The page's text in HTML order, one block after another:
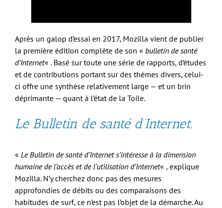
Après un galop d’essai en 2017, Mozilla vient de publier
la première édition complète de son « bulletin de santé
d’Internet« . Basé sur toute une série de rapports, d’études
et de contributions portant sur des thèmes divers, celui-
ci offre une synthèse relativement large — et un brin
déprimante — quant à l’état de la Toile.
Le Bulletin de santé d’Internet.
« Le Bulletin de santé d’Internet s’intéresse à la dimension
humaine de l’accès et de l’utilisation d’Internet« , explique
Mozilla. N’y cherchez donc pas des mesures
approfondies de débits ou des comparaisons des
habitudes de surf, ce n’est pas l’objet de la démarche. Au